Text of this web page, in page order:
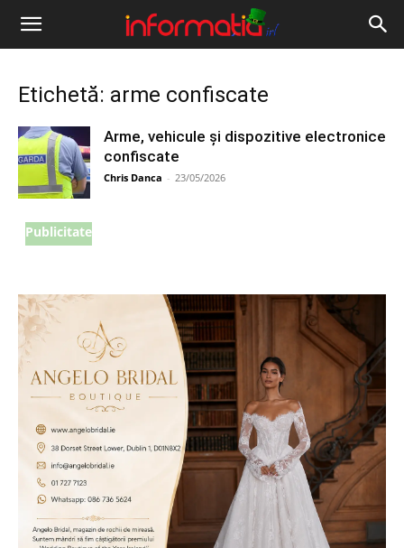
Informația
Etichetă: arme confiscate
Arme, vehicule și dispozitive electronice
confiscate
Chris Danca - 23/05/2026
Publicitate